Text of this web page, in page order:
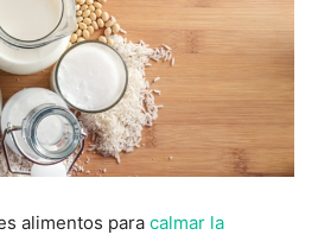
alimentos para calmar la